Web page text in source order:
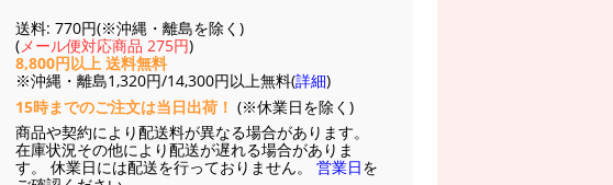
送料: 770円(※沖縄・離島を除く)
(メール便対応商品 275円)
8,800円以上 送料無料
※沖縄・離島1,320円/14,300円以上無料(詳細)
15時までのご注文は当日出荷！ (※休業日を除く)
商品や契約により配送料が異なる場合があります。
在庫状況その他により配送が遅れる場合がありま
す。 休業日には配送を行っておりません。 営業日を